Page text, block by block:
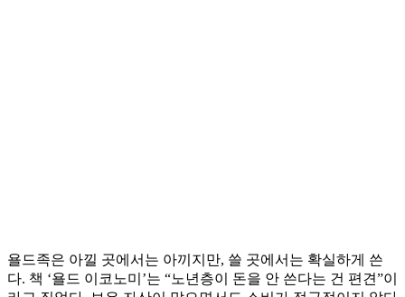
욜드족은 아낄 곳에서는 아끼지만, 쓸 곳에서는 확실하게 쓴
다. 책 ‘욜드 이코노미’는 “노년층이 돈을 안 쓴다는 건 편견”이